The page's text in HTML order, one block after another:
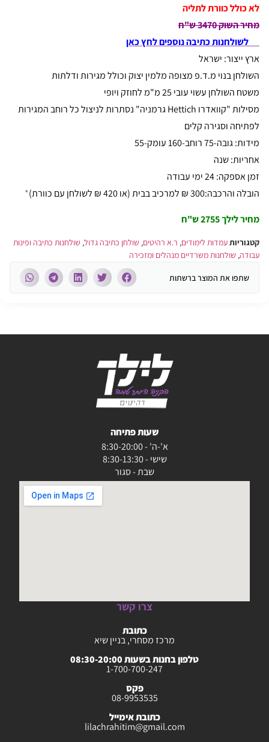
לא כולל כוורת לתליה
מחיר השוק 3470 ש"ח
לשולחנות כתיבה נוספים לחץ כאן
ארץ ייצור: ישראל
השולחן בנוי מ.ד.פ מצופה מלמין יצוק וכולל מגירות ודלתות
משטח השולחן עשוי עובי 25 מ"מ לחוזק ויופי
מסילות "קוואדרו Hettich גרמניה" נסתרות לניצול כל רוחב המגירות
לפתיחה וסגירה קלים
מידות: גובה-75 רוחב-160 עומק-55
אחריות: שנה
זמן אספקה: 24 ימי עבודה
הובלה והרכבה:300 ₪ למרכיב בבית (או 420 ₪ לשולחן עם כוורת)
*
מחיר לילך 2755 ש"ח
קטגוריותעמדות לימודים, ר.א רהיטים, שולחן כתיבה גדול, שולחנות כתיבה ופינות
עבודה, שולחנות משרדיים מנהלים ומזכירה
שתפו את המוצר ברשתות
שעות פתיחה
א'-ה' - 8:30-20:00
שישי - 8:30-13:30
שבת - סגור
צרו קשר
כתובת
מרכז מסחרי, בניין שיא
טלפון בחנות בשעות 08:30-20:00
1-700-700-247
פקס
08-9953535
כתובת אימייל
lilachrahitim@gmail.com